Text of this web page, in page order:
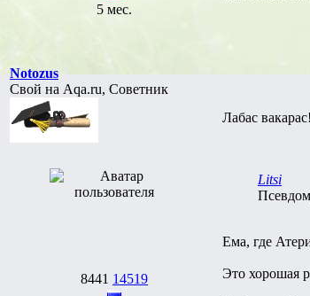
5 мес.
Notozus
Свой на Aqa.ru, Советник
8441 14519
Лабас вакарас!
Litsi
Ема, где
Это хорошая